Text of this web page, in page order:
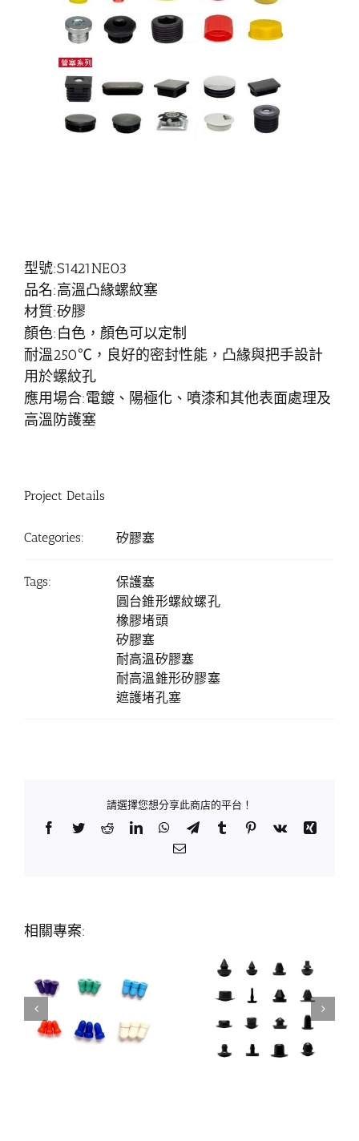
型號:S1421NE03
品名:高溫凸緣螺紋塞
材質:矽膠
顏色:白色，顏色可以定制
耐溫250℃，良好的密封性能，凸緣與把手設計
用於螺紋孔
應用場合:電鍍、陽極化、噴漆和其他表面處理及
高溫防護塞
Project Details
Categories: 矽膠塞
Tags:
保護塞
圓台錐形螺紋螺孔
橡膠堵頭
矽膠塞
耐高溫矽膠塞
耐高溫錐形矽膠塞
遮護堵孔塞
請選擇您想分享此商店的平台！
Facebook
TwitterRedditLinkedInWhatsApp
TelegramTumblr Pinterest
Vk
Xing
Email:
相關專案: